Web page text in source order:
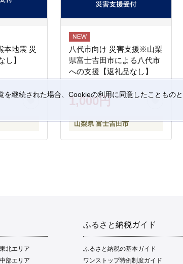
本地震 災
し】
八代市向け 災害支援※山梨
県富士吉田市による八代市
への支援【返礼品なし】
1,000円
山梨県 富士吉田市
東北エリア
中部エリア
ふるさと納税ガイド
ふるさと納税の基本ガイド
ワンストップ特例制度ガイド
継続された場合、Cookieの利用に同意したこともの